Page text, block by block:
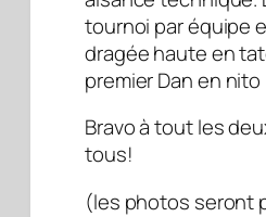
tournoi par équipe
dragée haute en
premier Dan en nito
Bravo à tout les
tous!
(les photos seront